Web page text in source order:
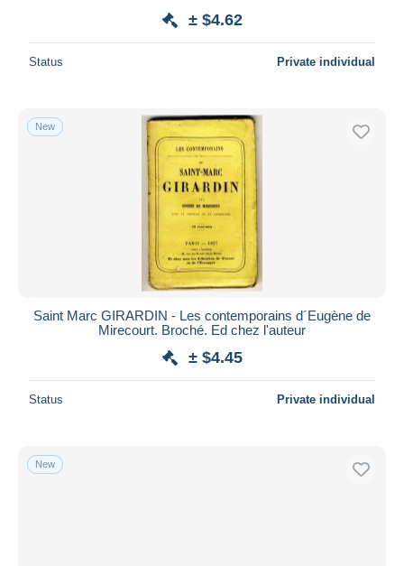
± $4.62
Status Private individual
New
Saint Marc GIRARDIN - Les contemporains d´Eugène de
Mirecourt. Broché. Ed chez l'auteur
± $4.45
Status Private individual
New